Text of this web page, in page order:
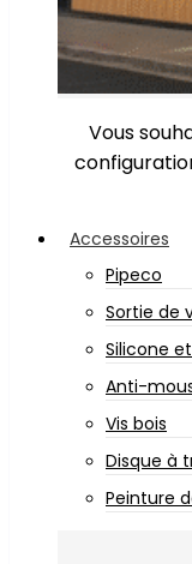
Vous
Accessoires
Pipeco
Sortie de
Silicone
Anti-
Vis bois
Disque à
Peinture